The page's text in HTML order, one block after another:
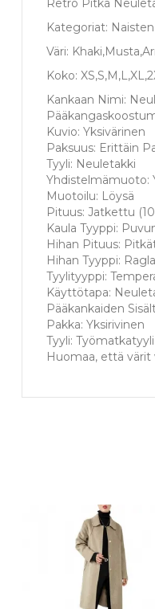
Retro Pitkä
Kategoriat:
Väri:
Koko:
Kankaan Nimi:
Kuvio: Yksivärinen
Paksuus: Erittäin
Tyyli: Neuletakki
Yhdistelmämuoto:
Muotoilu: Löysä
Pituus: Jatkettu
Kaula Tyyppi:
Hihan Pituus:
Hihan Tyyppi:
Tyylityyppi:
Käyttötapa:
Pääkankaiden
Pakka: Yksirivinen
Tyyli: Työmatkatyyli
Huomaa, että